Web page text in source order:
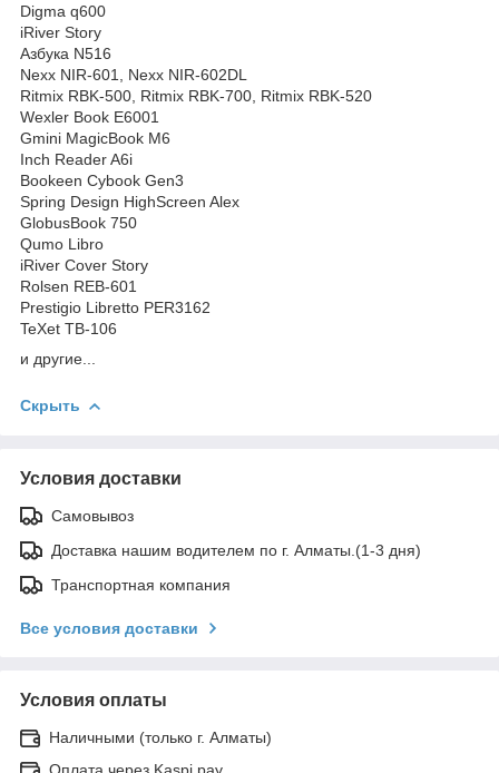
Digma q600
iRiver Story
Азбука N516
Nexx NIR-601, Nexx NIR-602DL
Ritmix RBK-500, Ritmix RBK-700, Ritmix RBK-520
Wexler Book E6001
Gmini MagicBook M6
Inch Reader A6i
Bookeen Cybook Gen3
Spring Design HighScreen Alex
GlobusBook 750
Qumo Libro
iRiver Cover Story
Rolsen REB-601
Prestigio Libretto PER3162
TeXet TB-106
и другие...
Скрыть
Условия доставки
Самовывоз
Доставка нашим водителем по г. Алматы.(1-3 дня)
Транспортная компания
Все условия доставки
Условия оплаты
Наличными (только г. Алматы)
Оплата через Kaspi pay